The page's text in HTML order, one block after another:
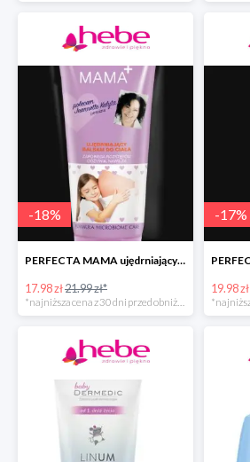
-18%
PERFECTA MAMA ujędrniający balsam do ciała
17.98 zł21.99 zł*
*najniższa cena z 30 dni przed obniżką
-17%
19.98 zł